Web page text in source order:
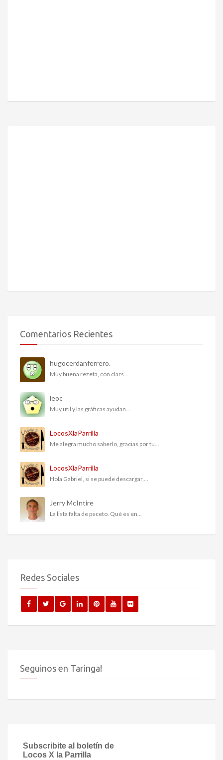
Comentarios Recientes
hugocerdanferrero.
Muy buena rezeta, con clars...
leoc
Muy util y las gráficas ayudan...
LocosXlaParrilla
Me alegra mucho saberlo, gracias por tu...
LocosXlaParrilla
Hola Gabriel, si se puede descargar,...
Jerry McIntire
La lista falta de peceto. Qué es en...
Redes Sociales
Seguinos en Taringa!
Subscribite al boletín de
Locos X la Parrilla